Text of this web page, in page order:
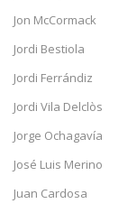
Jon McCormack
Jordi Bestiola
Jordi Ferrándiz
Jordi Vila Delclòs
Jorge Ochagavía
José Luis Merino
Juan Cardosa